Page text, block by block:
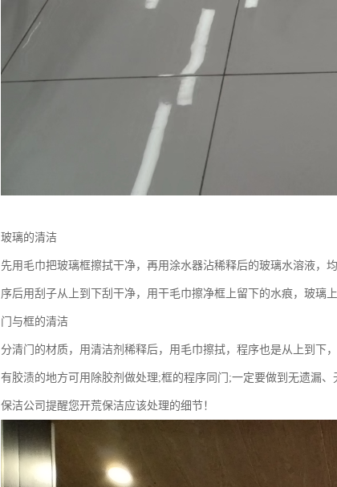
玻璃的清洁
先用毛巾把玻璃框擦拭干净，再用涂水器沾稀释后的玻璃水溶液，
序后用刮子从上到下刮干净，用干毛巾擦净框上留下的水痕，玻璃
门与框的清洁
分清门的材质，用清洁剂稀释后，用毛巾擦拭，程序也是从上到下
有胶渍的地方可用除胶剂做处理;框的程序同门;一定要做到无遗漏、
保洁公司提醒您开荒保洁应该处理的细节！